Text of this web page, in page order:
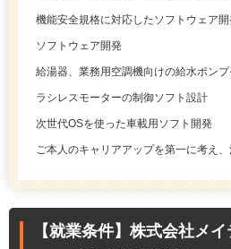
機能安全規格に対応したソフトウェア
ソフトウェア開発
給湯器、業務用空調機向けの給水ポン
ラシレスモーターの制御ソフト設計
次世代OSを使った車載用ソフト開発
ご本人のキャリアアップを第一に考え、
【就業条件】株式会社メ